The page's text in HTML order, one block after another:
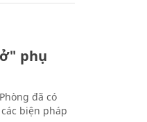
phụ
đã có
biện pháp